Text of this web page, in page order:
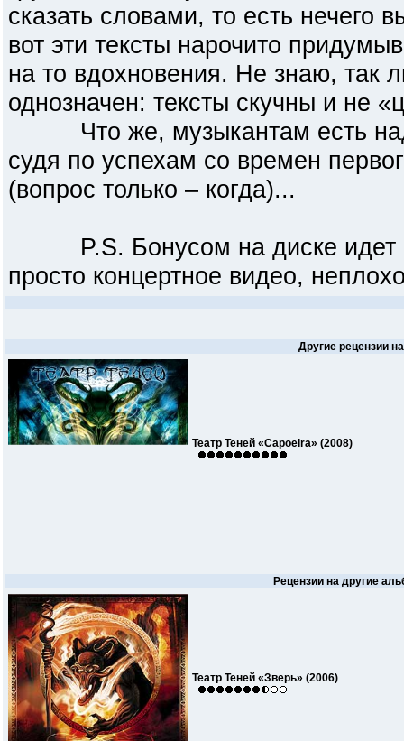
сказать словами, то есть нечего
вот эти тексты нарочито
на то вдохновения. Не знаю, так
однозначен: тексты скучны и не
Что же, музыкантам есть над
судя по успехам со времен
(вопрос только – когда)...
P.S. Бонусом на диске идет
просто концертное видео,
Другие рецензии
Театр Теней «Capoeira» (2008)
Рецензии на другие
Театр Теней «Зверь» (2006)